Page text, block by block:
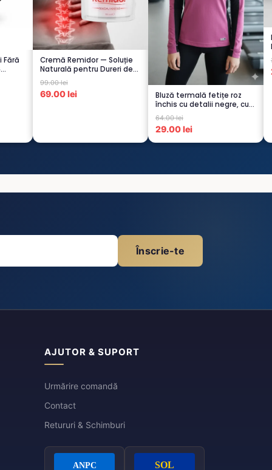
Fără
Cremă Remidor — Soluție
Naturală pentru Dureri de
Spate...
99.00 lei
69.00 lei
Bluză termală fetițe roz
închis cu detalii negre, cu
pu...
64.00 lei
29.00 lei
Înscrie-te
AJUTOR & SUPORT
Urmărire comandă
Contact
Retururi & Schimburi